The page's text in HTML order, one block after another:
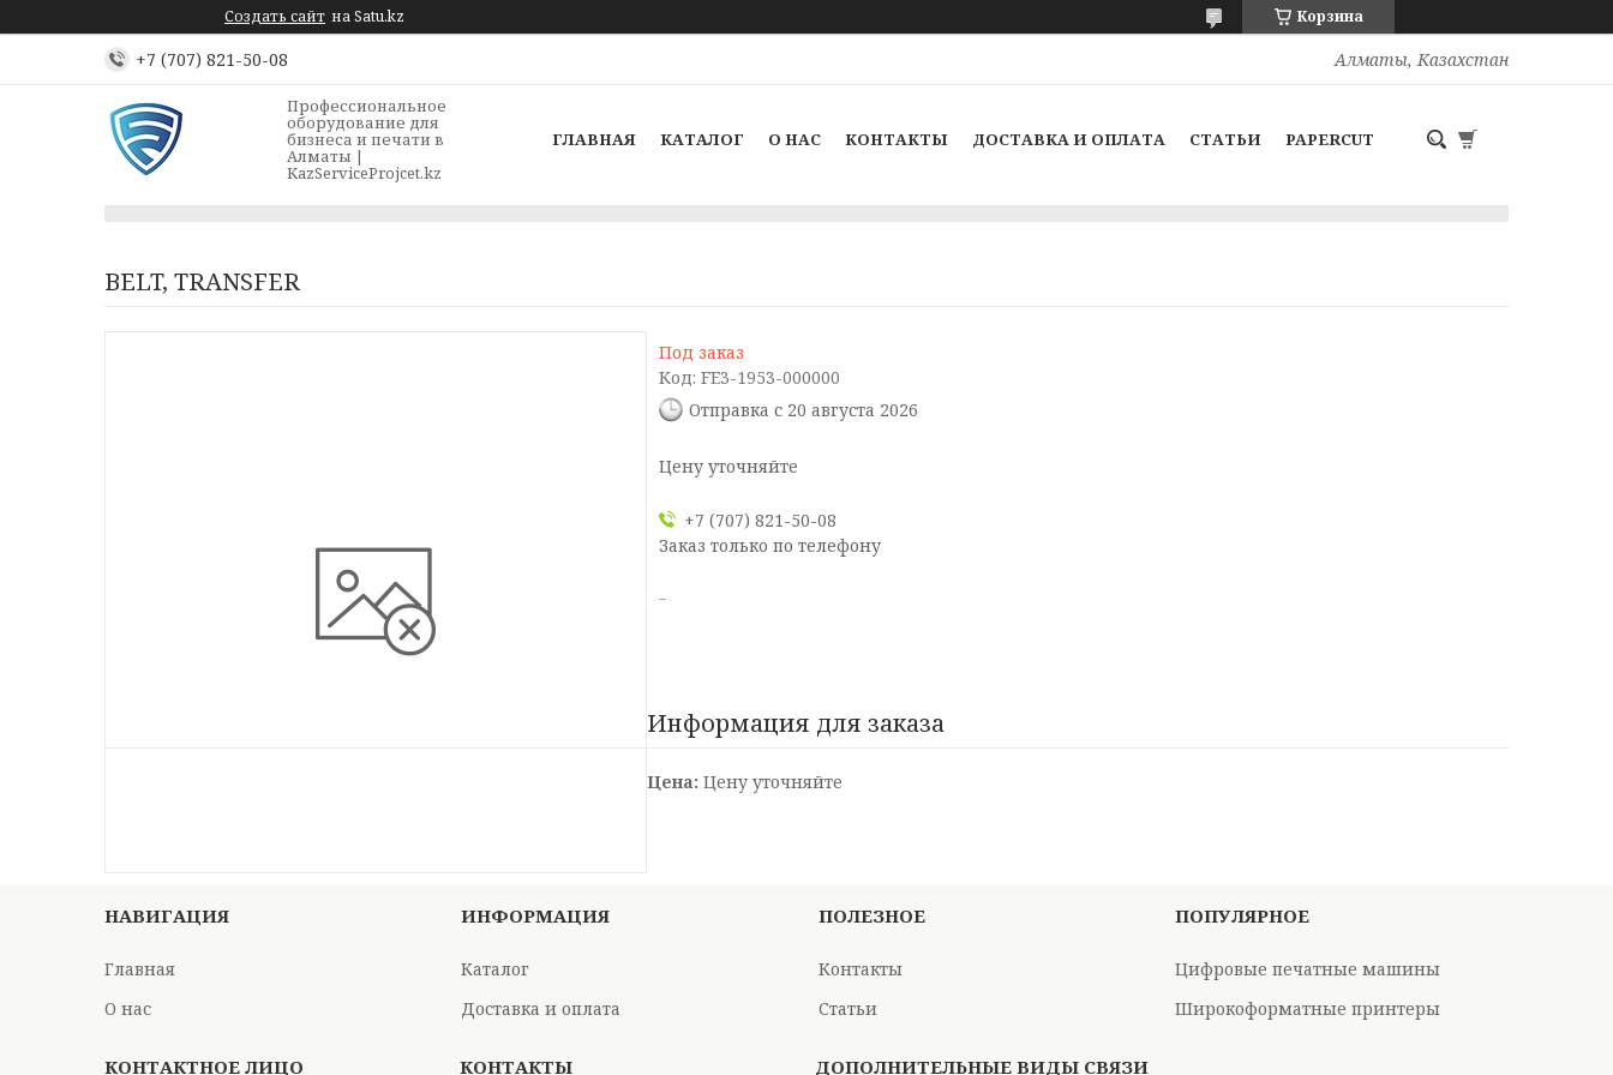
Создать сайт на Satu.kz Корзина
+7 (707) 821-50-08 Алматы, Казахстан
Профессиональное
оборудование для
бизнеса и печати в
Алматы |
KazServiceProjcet.kz
ГЛАВНАЯ КАТАЛОГ О НАС КОНТАКТЫ ДОСТАВКА И ОПЛАТА СТАТЬИ PAPERCUT
BELT, TRANSFER
Под заказ
Код: FE3-1953-000000
Отправка с 20 августа 2026
Цену уточняйте
+7 (707) 821-50-08
Заказ только по телефону
Информация для заказа
Цена: Цену уточняйте
НАВИГАЦИЯ
Главная
О нас
ИНФОРМАЦИЯ
Каталог
Доставка и оплата
ПОЛЕЗНОЕ
Контакты
Статьи
ПОПУЛЯРНОЕ
Цифровые печатные машины
Широкоформатные принтеры